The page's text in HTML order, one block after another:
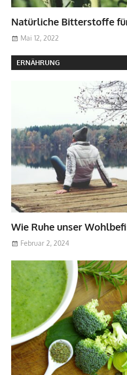
Natürliche Bitterstoffe
Mai 12, 2022
ERNÄHRUNG
Wie Ruhe unser
Februar 2, 2024